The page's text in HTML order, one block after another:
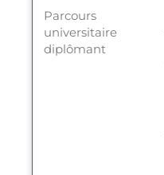
Parcours
universitaire
diplômant